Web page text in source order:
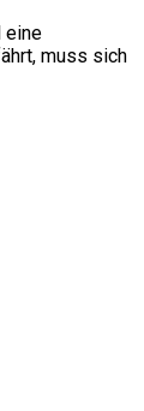
eine
muss sich